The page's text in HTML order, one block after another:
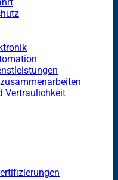
Vertraulichkeit